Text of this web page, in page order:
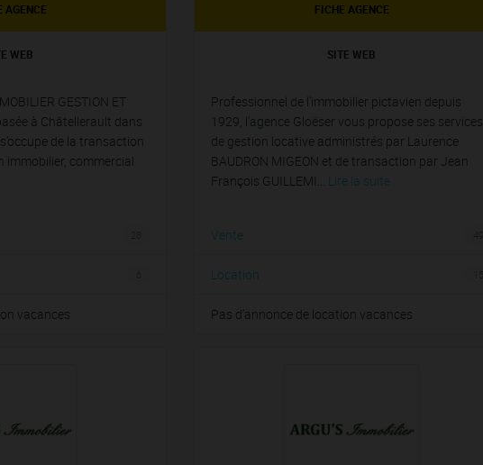
AGENCE
WEB
GESTION ET
à Châtellerault dans
de la transaction
immobilier, commercial
vacances
FICHE AGENCE
SITE WEB
Professionnel de l'immobilier pictavien depuis
1929, l'agence Gloëser vous propose ses services
de gestion locative administrés par Laurence
BAUDRON MIGEON et de transaction par Jean
François GUILLEMI... Lire la suite
Vente
Location
Pas d'annonce de location vacances